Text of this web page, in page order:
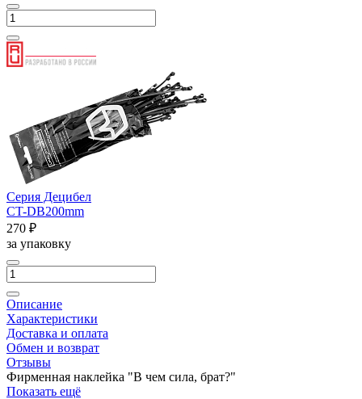
Серия Децибел
CT-DB200mm
270 ₽
за упаковку
Описание
Характеристики
Доставка и оплата
Обмен и возврат
Отзывы
Фирменная наклейка "В чем сила, брат?"
Показать ещё